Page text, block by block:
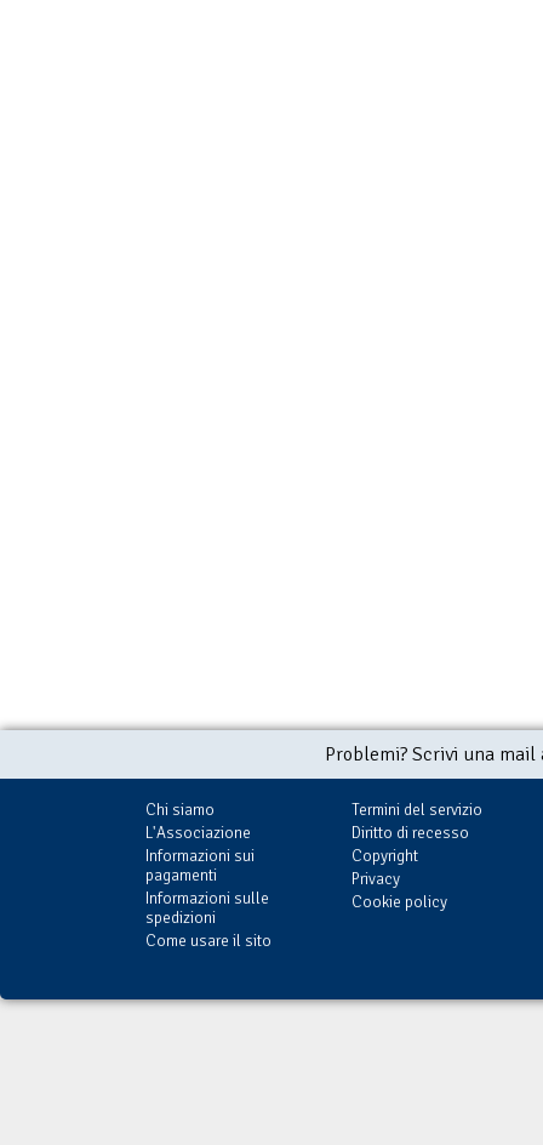
Problemi? Scrivi una
Chi siamo
L'Associazione
Informazioni sui
pagamenti
Informazioni sulle
spedizioni
Come usare il sito
Termini del servizio
Diritto di recesso
Copyright
Privacy
Cookie policy